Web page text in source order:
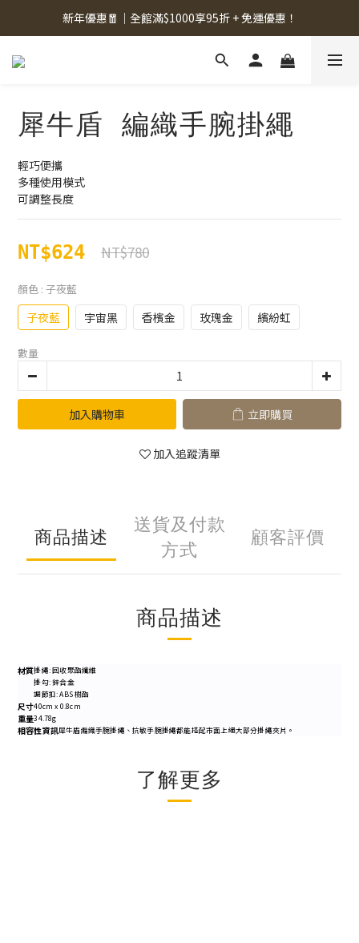
新年優惠🧧｜全館滿$1000享95折 + 免運優惠！
犀牛盾 編織手腕掛繩
輕巧便攜
多種使用模式
可調整長度
NT$624 NT$780
顏色 : 子夜藍
子夜藍 宇宙黑 香檳金 玫瑰金 繽紛虹
數量
加入購物車 立即購買
加入追蹤清單
商品描述
送貨及付款
方式
顧客評價
商品描述
材質掛繩: 回收聚酯纖維
掛勾: 鋅合金
調節扣: ABS 樹酯
尺寸40cm x 0.8cm
重量34.78g
相容性資訊犀牛盾編織手腕掛繩、抗敏手腕掛繩都能搭配市面上絕大部分掛繩夾片。
了解更多